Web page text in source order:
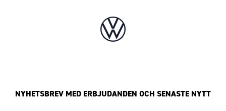
NYHETSBREV MED ERBJUDANDEN OCH SENASTE NYTT